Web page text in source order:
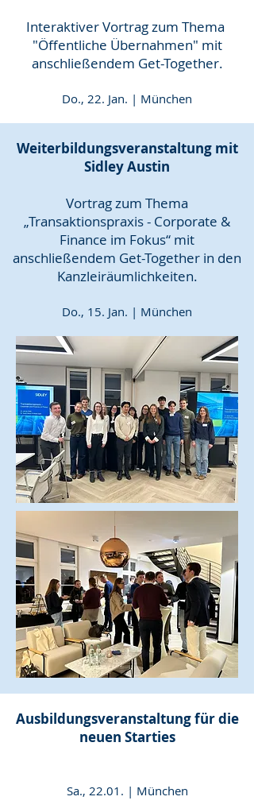
Interaktiver Vortrag zum Thema
"Öffentliche Übernahmen" mit
anschließendem Get-Together.
Do., 22. Jan. | München
Weiterbildungsveranstaltung mit
Sidley Austin
Vortrag zum Thema
„Transaktionspraxis - Corporate &
Finance im Fokus“​ ​ mit
anschließendem Get-Together in den
Kanzleiräumlichkeiten.
Do., 15. Jan. | München
Ausbildungsveranstaltung für die
neuen Starties
Sa., 22.01. | München